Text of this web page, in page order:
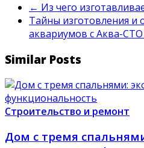
← Из чего
Тайны изготовления и
аквариумов с Аква-СТО
Similar Posts
Строительство и ремонт
Дом с тремя